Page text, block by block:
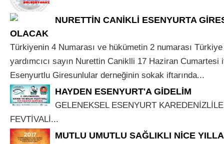
NURETTİN CANİKLİ ESENYURTA
OLACAK
Türkiyenin 4 Numarası ve hükümetin 2 numarası
yardımcıcı sayın Nurettin Caniklli 17 Haziran Cumartesi
Esenyurtlu Giresunlular derneğinin sokak iftarında...
HAYDEN ESENYURT'A GİDELİM
GELENEKSEL ESENYURT
FEVTİVALİ...
MUTLU UMUTLU SAĞLIKLI NİCE